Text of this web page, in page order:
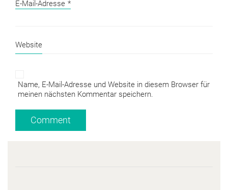
E-Mail-Adresse *
Website
Name, E-Mail-Adresse und Website in diesem Browser für
meinen nächsten Kommentar speichern.